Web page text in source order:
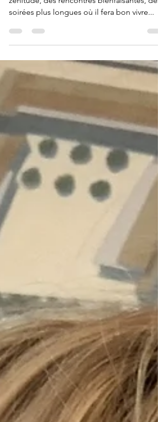
Un été serein, avec de la Joie de vivre, de la
soirées plus longues où il fera bon vivre...